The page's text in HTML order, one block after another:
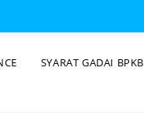
SYARAT GADAI BPKB